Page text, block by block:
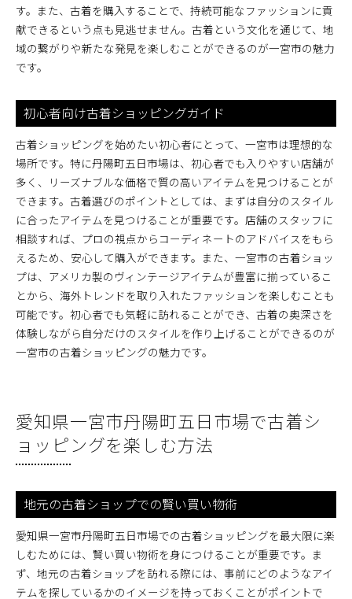
す。また、古着を購入することで、持続可能なファッションに貢
献できるという点も見逃せません。古着という文化を通じて、地
域の繋がりや新たな発見を楽しむことができるのが一宮市の魅力
です。
初心者向け古着ショッピングガイド
古着ショッピングを始めたい初心者にとって、一宮市は理想的な
場所です。特に丹陽町五日市場は、初心者でも入りやすい店舗が
多く、リーズナブルな価格で質の高いアイテムを見つけることが
できます。古着選びのポイントとしては、まずは自分のスタイル
に合ったアイテムを見つけることが重要です。店舗のスタッフに
相談すれば、プロの視点からコーディネートのアドバイスをもら
えるため、安心して購入ができます。また、一宮市の古着ショッ
プは、アメリカ製のヴィンテージアイテムが豊富に揃っているこ
とから、海外トレンドを取り入れたファッションを楽しむことも
可能です。初心者でも気軽に訪れることができ、古着の奥深さを
体験しながら自分だけのスタイルを作り上げることができるのが
一宮市の古着ショッピングの魅力です。
愛知県一宮市丹陽町五日市場で古着シ
ョッピングを楽しむ方法
地元の古着ショップでの賢い買い物術
愛知県一宮市丹陽町五日市場での古着ショッピングを最大限に楽
しむためには、賢い買い物術を身につけることが重要です。ま
ず、地元の古着ショップを訪れる際には、事前にどのようなアイ
テムを探しているかのイメージを持っておくことがポイントで